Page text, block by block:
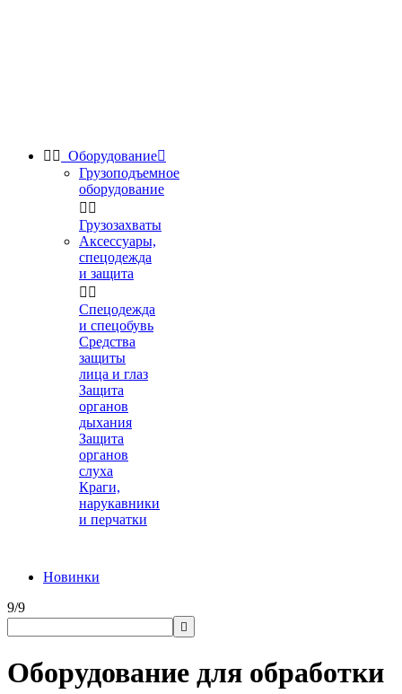
  Оборудование
Грузоподъемное
оборудование
 
Грузозахваты
Аксессуары,
спецодежда
и защита
 
Спецодежда
и спецобувь
Средства
защиты
лица и глаз
Защита
органов
дыхания
Защита
органов
слуха
Краги,
нарукавники
и перчатки
Новинки
9/9

Оборудование для обработки